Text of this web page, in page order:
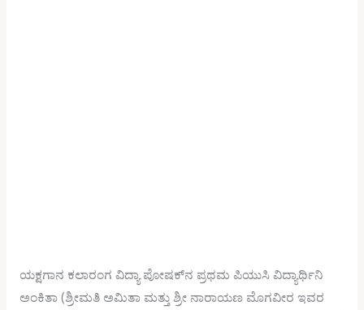
ಯಕ್ಷಗಾನ ಕಲಾರಂಗ ವಿದ್ಯಾ ಪೋಷಕ್‍ನ ಪ್ರಥಮ ಪಿಯುಸಿ ವಿದ್ಯಾರ್ಥಿನಿ
ಅಂಕಿತಾ (ಶ್ರೀಮತಿ ಅಮಿತಾ ಮತ್ತು ಶ್ರೀ ನಾರಾಯಣ ಮೊಗವೀರ ಇವರ